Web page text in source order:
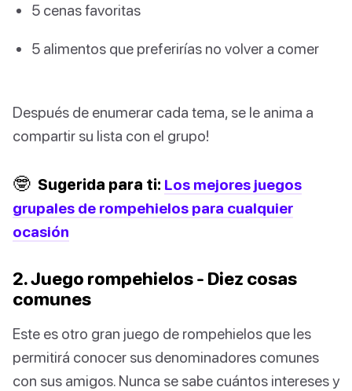
5 cenas favoritas
5 alimentos que preferirías no volver a comer
Después de enumerar cada tema, se le anima a
compartir su lista con el grupo!
🤓 Sugerida para ti: Los mejores juegos
grupales de rompehielos para cualquier
ocasión
2. Juego rompehielos - Diez cosas
comunes
Este es otro gran juego de rompehielos que les
permitirá conocer sus denominadores comunes
con sus amigos. Nunca se sabe cuántos intereses y